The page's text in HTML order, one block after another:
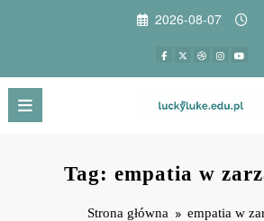
2026-08-07
Tag: empatia w
Strona główna empatia w